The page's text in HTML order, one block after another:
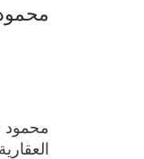
محمود
العقارية